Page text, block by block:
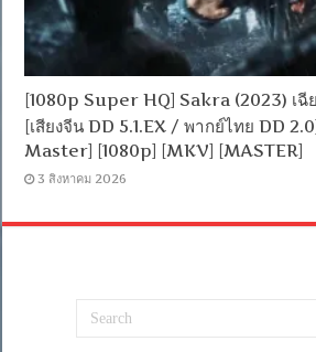
[1080p Super HQ] Sakra (2023) เฉี
[เสียงจีน DD 5.1.EX / พากย์ไทย DD
Master] [1080p] [MKV] [MASTER]
3 สิงหาคม 2026